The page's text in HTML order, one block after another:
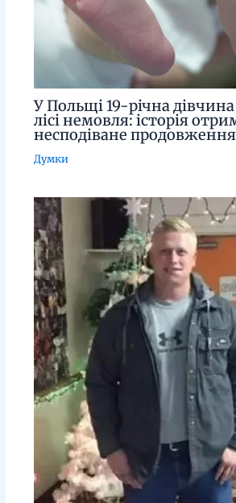
У Польщі 19-річна
лісі немовля: історія
несподіване продовження
Думки